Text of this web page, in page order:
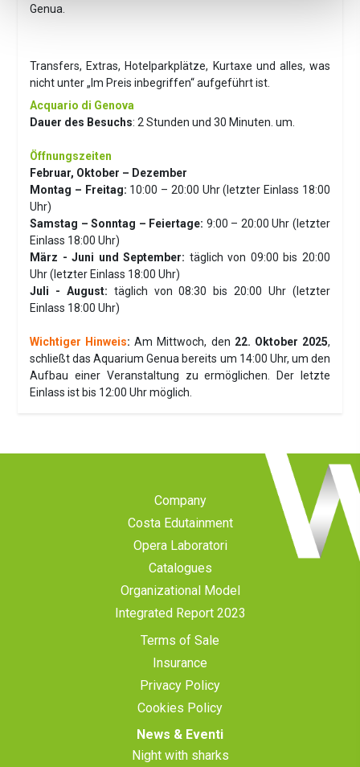
Genua.
Transfers, Extras, Hotelparkplätze, Kurtaxe und alles, was
nicht unter „Im Preis inbegriffen“ aufgeführt ist.
Acquario di Genova
Dauer des Besuchs: 2 Stunden und 30 Minuten. um.
Öffnungszeiten
Februar, Oktober – Dezember
Montag – Freitag: 10:00 – 20:00 Uhr (letzter Einlass 18:00
Uhr)
Samstag – Sonntag – Feiertage: 9:00 – 20:00 Uhr (letzter
Einlass 18:00 Uhr)
März - Juni und September: täglich von 09:00 bis 20:00
Uhr (letzter Einlass 18:00 Uhr)
Juli - August: täglich von 08:30 bis 20:00 Uhr (letzter
Einlass 18:00 Uhr)
Wichtiger Hinweis: Am Mittwoch, den 22. Oktober 2025,
schließt das Aquarium Genua bereits um 14:00 Uhr, um den
Aufbau einer Veranstaltung zu ermöglichen. Der letzte
Einlass ist bis 12:00 Uhr möglich.
Company
Costa Edutainment
Opera Laboratori
Catalogues
Organizational Model
Integrated Report 2023
Terms of Sale
Insurance
Privacy Policy
Cookies Policy
News & Eventi
Night with sharks